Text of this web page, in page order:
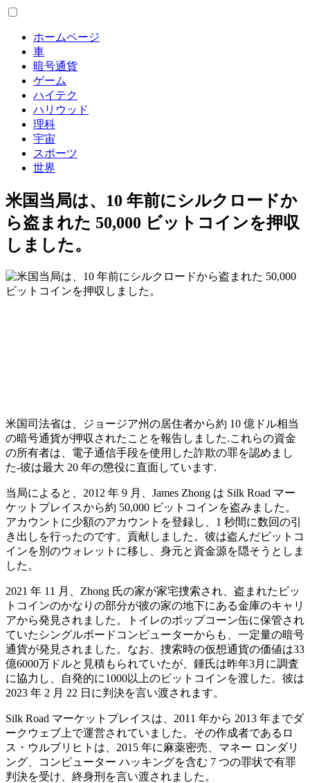
ホームページ
車
暗号通貨
ゲーム
ハイテク
ハリウッド
理科
宇宙
スポーツ
世界
米国当局は、10 年前にシルクロードか
ら盗まれた 50,000 ビットコインを押収
しました。
米国司法省は、ジョージア州の居住者から約 10 億ドル相当
の暗号通貨が押収されたことを報告しました.これらの資金
の所有者は、電子通信手段を使用した詐欺の罪を認めまし
た-彼は最大 20 年の懲役に直面しています.
当局によると、2012 年 9 月、James Zhong は Silk Road マー
ケットプレイスから約 50,000 ビットコインを盗みました。
アカ​​ウントに少額のアカウントを登録し、1 秒間に数回の引
き出しを行ったのです。貢献しました。彼は盗んだビットコ
インを別のウォレットに移し、身元と資金源を隠そうとしま
した。
2021 年 11 月、Zhong 氏の家が家宅捜索され、盗まれたビッ
トコインのかなりの部分が彼の家の地下にある金庫のキャリ
アから発見されました。トイレのポップコーン缶に保管され
ていたシングルボードコンピューターからも、一定量の暗号
通貨が発見されました。なお、捜索時の仮想通貨の価値は33
億6000万ドルと見積もられていたが、鍾氏は昨年3月に調査
に協力し、自発的に1000以上のビットコインを渡した。彼は
2023 年 2 月 22 日に判決を言い渡されます。
Silk Road マーケットプレイスは、2011 年から 2013 年までダ
ークウェブ上で運営されていました。その作成者であるロ
ス・ウルブリヒトは、2015 年に麻薬密売、マネー ロンダリ
ング、コンピューター ハッキングを含む 7 つの罪状で有罪
判決を受け、終身刑を言い渡されました。